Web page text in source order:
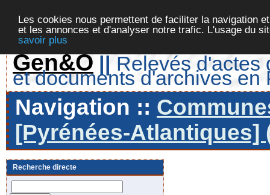
Les cookies nous permettent de faciliter la navigation
et les annonces et d'analyser notre trafic. L'usage du
savoir plus
Gen&O || Relevés d'actes
et documents d'archives en
Navigation ::
[Pyrénées-Atlantiques]
Recherche directe